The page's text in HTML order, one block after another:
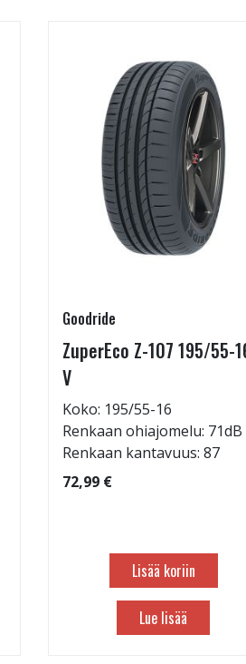
Goodride
ZuperEco Z-107 195/55-
V
Koko: 195/55-16
Renkaan ohiajomelu: 71dB
Renkaan kantavuus: 87
72,99 €
Lisää koriin
Lue lisää